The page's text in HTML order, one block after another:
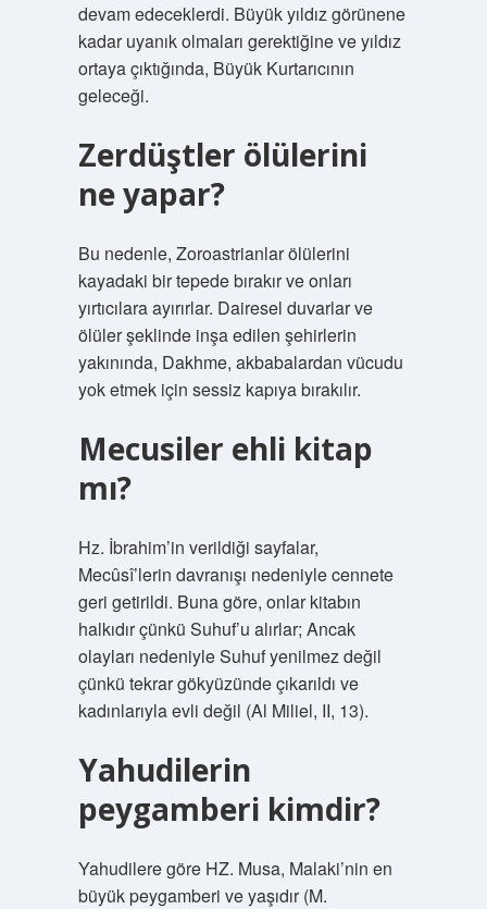
devam edeceklerdi. Büyük yıldız görünene
kadar uyanık olmaları gerektiğine ve yıldız
ortaya çıktığında, Büyük Kurtarıcının
geleceği.
Zerdüştler ölülerini
ne yapar?
Bu nedenle, Zoroastrianlar ölülerini
kayadaki bir tepede bırakır ve onları
yırtıcılara ayırırlar. Dairesel duvarlar ve
ölüler şeklinde inşa edilen şehirlerin
yakınında, Dakhme, akbabalardan vücudu
yok etmek için sessiz kapıya bırakılır.
Mecusiler ehli kitap
mı?
Hz. İbrahim’in verildiği sayfalar,
Mecûsî’lerin davranışı nedeniyle cennete
geri getirildi. Buna göre, onlar kitabın
halkıdır çünkü Suhuf’u alırlar; Ancak
olayları nedeniyle Suhuf yenilmez değil
çünkü tekrar gökyüzünde çıkarıldı ve
kadınlarıyla evli değil (Al Miliel, II, 13).
Yahudilerin
peygamberi kimdir?
Yahudilere göre HZ. Musa, Malaki’nin en
büyük peygamberi ve yaşıdır (M.